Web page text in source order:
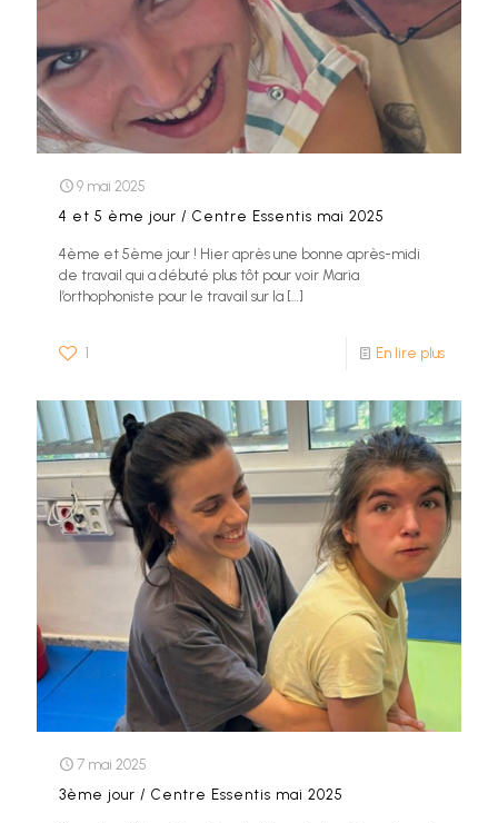
9 mai 2025
4 et 5 ème jour / Centre Essentis mai 2025
4ème et 5ème jour ! Hier après une bonne après-midi
de travail qui a débuté plus tôt pour voir Maria
l’orthophoniste pour le travail sur la […]
1 En lire plus
7 mai 2025
3ème jour / Centre Essentis mai 2025